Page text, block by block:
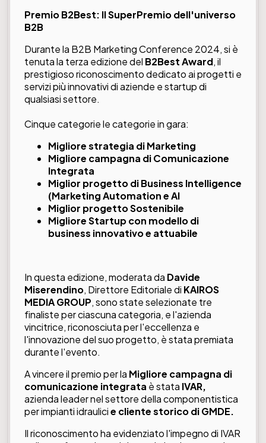
Premio B2Best: Il SuperPremio dell'universo
B2B
Durante la B2B Marketing Conference 2024, si è
tenuta la terza edizione del B2Best Award, il
prestigioso riconoscimento dedicato ai progetti e
servizi più innovativi di aziende e startup di
qualsiasi settore.
Cinque categorie le categorie in gara:
Migliore strategia di Marketing
Migliore campagna di Comunicazione
Integrata
Miglior progetto di Business Intelligence
(Marketing Automation e AI
Miglior progetto Sostenibile
Migliore Startup con modello di
business innovativo e attuabile
In questa edizione, moderata da Davide
Miserendino, Direttore Editoriale di KAIROS
MEDIA GROUP, sono state selezionate tre
finaliste per ciascuna categoria, e l'azienda
vincitrice, riconosciuta per l'eccellenza e
l'innovazione del suo progetto, è stata premiata
durante l'evento.
A vincere il premio per la Migliore campagna di
comunicazione integrata è stata IVAR,
azienda leader nel settore della componentistica
per impianti idraulicie cliente storico di GMDE.
Il riconoscimento ha evidenziato l'impegno di IVAR